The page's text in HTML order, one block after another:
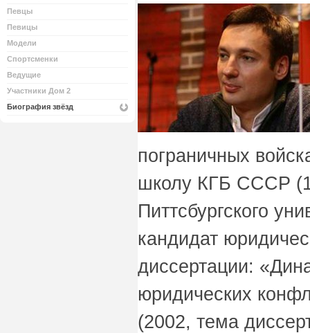
Певцы
Певицы
Модели
Спортсменки
Ведущие
Участники Дом 2
Биография звёзд
пограничных
школу КГБ СССР
Питтсбургского
кандидат
диссертации:
юридических
(2002, тема